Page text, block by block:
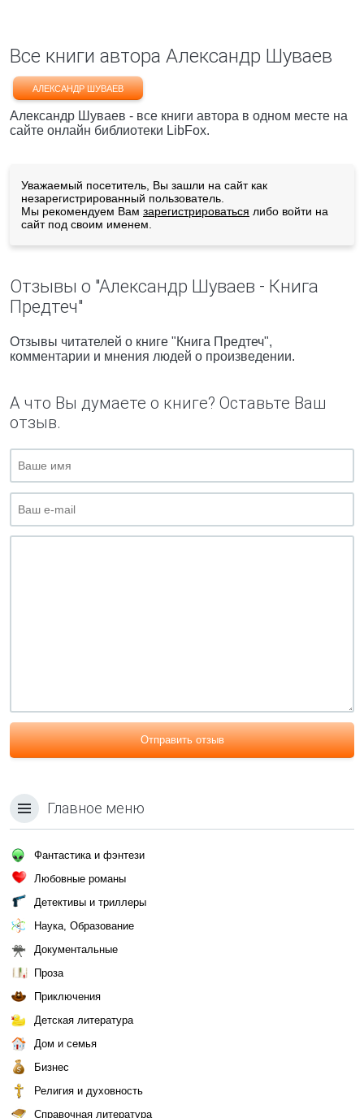
Все книги автора Александр Шуваев
АЛЕКСАНДР ШУВАЕВ
Александр Шуваев - все книги автора в одном месте на
сайте онлайн библиотеки LibFox.
Уважаемый посетитель, Вы зашли на сайт как
незарегистрированный пользователь.
Мы рекомендуем Вам зарегистрироваться либо войти на
сайт под своим именем.
Отзывы о "Александр Шуваев - Книга
Предтеч"
Отзывы читателей о книге "Книга Предтеч",
комментарии и мнения людей о произведении.
А что Вы думаете о книге? Оставьте Ваш
отзыв.
Отправить отзыв
Главное меню
Фантастика и фэнтези
Любовные романы
Детективы и триллеры
Наука, Образование
Документальные
Проза
Приключения
Детская литература
Дом и семья
Бизнес
Религия и духовность
Справочная литература